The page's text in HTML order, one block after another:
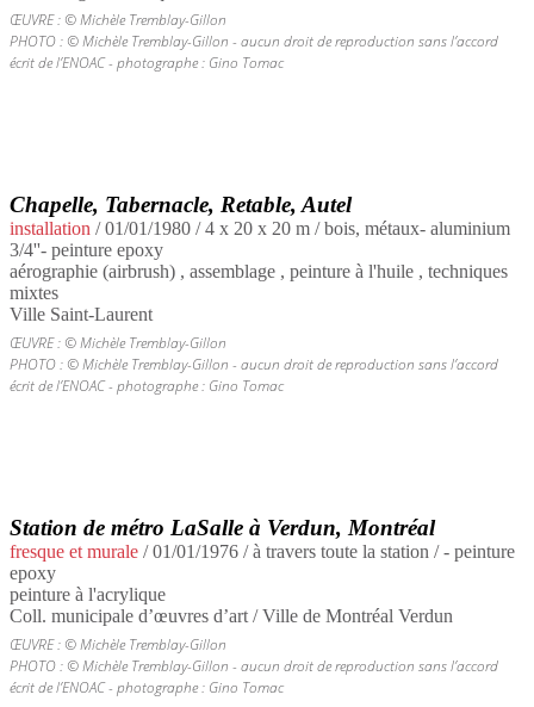
ŒUVRE : © Michèle Tremblay-Gillon
PHOTO : © Michèle Tremblay-Gillon - aucun droit de reproduction sans l’accord
écrit de l’ENOAC - photographe : Gino Tomac
Chapelle, Tabernacle, Retable, Autel
installation /01/01/1980 / 4 x 20 x 20 m / bois, métaux- aluminium
3/4''- peinture epoxy
aérographie (airbrush) , assemblage , peinture à l'huile , techniques
mixtes
Ville Saint-Laurent
ŒUVRE : © Michèle Tremblay-Gillon
PHOTO : © Michèle Tremblay-Gillon - aucun droit de reproduction sans l’accord
écrit de l’ENOAC - photographe : Gino Tomac
Station de métro LaSalle à Verdun, Montréal
fresque et murale /01/01/1976 / à travers toute la station / - peinture
epoxy
peinture à l'acrylique
Coll. municipale d’œuvres d’art / Ville de Montréal Verdun
ŒUVRE : © Michèle Tremblay-Gillon
PHOTO : © Michèle Tremblay-Gillon - aucun droit de reproduction sans l’accord
écrit de l’ENOAC - photographe : Gino Tomac